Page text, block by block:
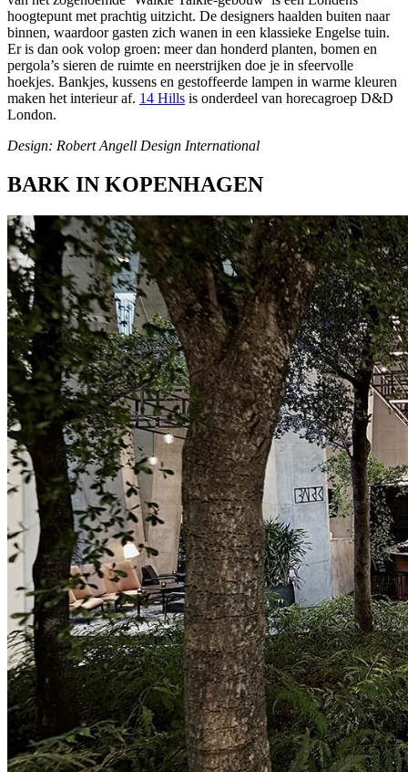
hoogtepunt met prachtig uitzicht. De designers haalden buiten naar
binnen, waardoor gasten zich wanen in een klassieke Engelse tuin.
Er is dan ook volop groen: meer dan honderd planten, bomen en
pergola’s sieren de ruimte en neerstrijken doe je in sfeervolle
hoekjes. Bankjes, kussens en gestoffeerde lampen in warme kleuren
maken het interieur af. 14 Hills is onderdeel van horecagroep D&D
London.
Design: Robert Angell Design International
BARK IN KOPENHAGEN